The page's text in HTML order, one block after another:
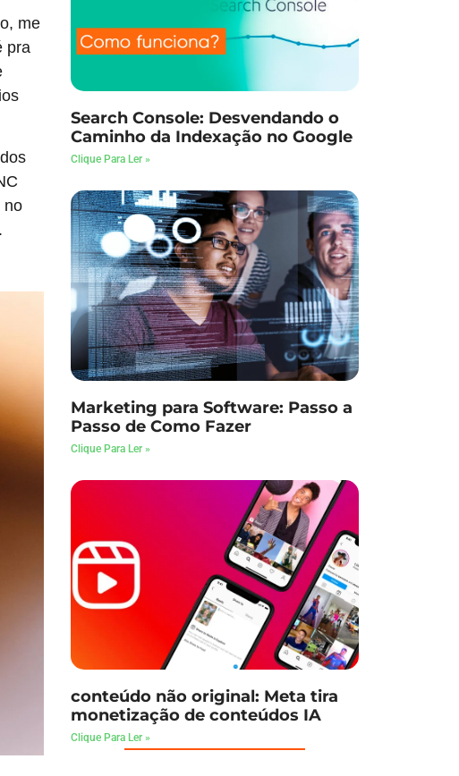
me
pra
no
Search Console: Desvendando o
Caminho da Indexação no Google
Clique Para Ler »
Marketing para Software: Passo a
Passo de Como Fazer
Clique Para Ler »
conteúdo não original: Meta tira
monetização de conteúdos IA
Clique Para Ler »